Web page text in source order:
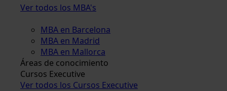
Ver todos los MBA's
MBA en Barcelona
MBA en Madrid
MBA en Mallorca
Áreas de conocimiento
Cursos Executive
Ver todos los Cursos Executive